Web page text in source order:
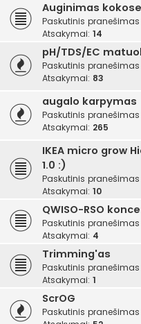
Auginimas kokose
Paskutinis pranešimas
Atsakymai: 14
pH/TDS/EC
Paskutinis pranešimas
Atsakymai: 83
augalo karpymas
Paskutinis pranešimas
Atsakymai: 265
IKEA micro grow
1.0 :)
Paskutinis pranešimas
Atsakymai: 10
QWISO-RSO
Paskutinis pranešimas
Atsakymai: 4
Trimming'as
Paskutinis pranešimas
Atsakymai: 1
ScrOG
Paskutinis pranešimas